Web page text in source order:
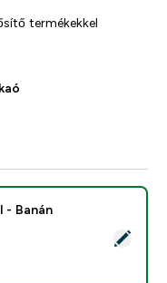
termékekkel
- 50ml - Banán
- Banán